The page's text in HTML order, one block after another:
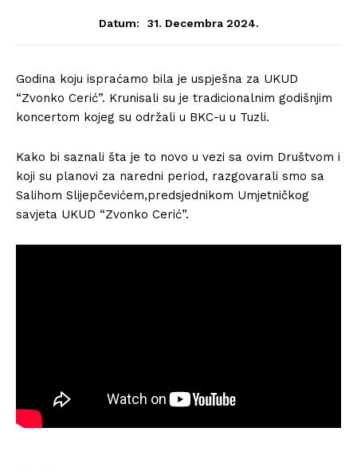
Datum: 31. Decembra 2024.
Godina koju ispraćamo bila je uspješna za UKUD
“Zvonko Cerić”. Krunisali su je tradicionalnim godišnjim
koncertom kojeg su održali u BKC-u u Tuzli.
Kako bi saznali šta je to novo u vezi sa ovim Društvom i
koji su planovi za naredni period, razgovarali smo sa
Salihom Slijepčevićem,predsjednikom Umjetničkog
savjeta UKUD “Zvonko Cerić”.